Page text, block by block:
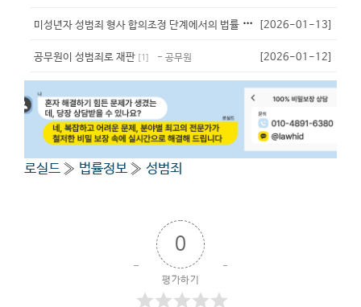
미
성년자 성범죄 형사 합의조정 단계에서의 법률 자문 필요성 [1 - 뇨끼
[2026-01-13]
공무원이 성범죄로 재판 [1 ] - 공무원 [2026-01-12]
로실드 » 법률정보 » 성범죄
0
평가하기